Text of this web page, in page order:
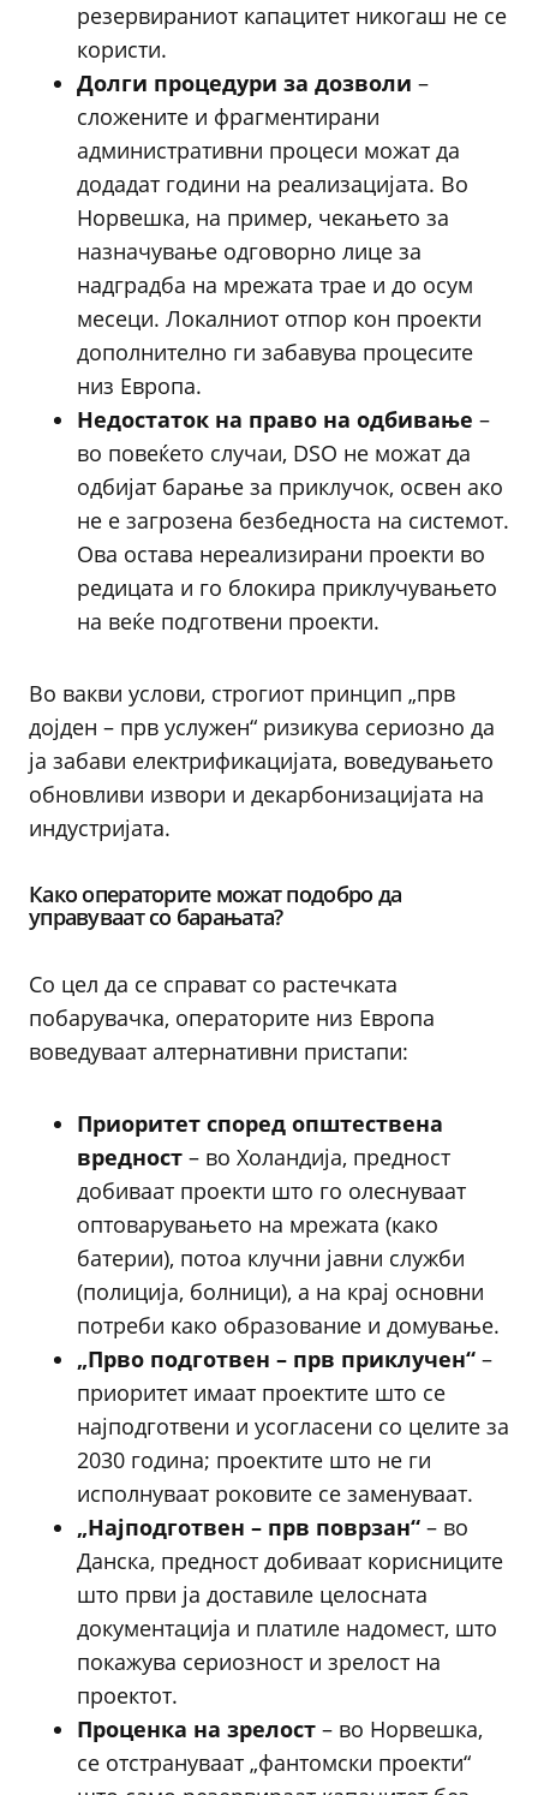
резервираниот капацитет никогаш не се
користи.
Долги процедури за дозволи –
сложените и фрагментирани
административни процеси можат да
додадат години на реализацијата. Во
Норвешка, на пример, чекањето за
назначување одговорно лице за
надградба на мрежата трае и до осум
месеци. Локалниот отпор кон проекти
дополнително ги забавува процесите
низ Европа.
Недостаток на право на одбивање –
во повеќето случаи, DSO не можат да
одбијат барање за приклучок, освен ако
не е загрозена безбедноста на системот.
Ова остава нереализирани проекти во
редицата и го блокира приклучувањето
на веќе подготвени проекти.
Во вакви услови, строгиот принцип „прв
дојден – прв услужен“ ризикува сериозно да
ја забави електрификацијата, воведувањето
обновливи извори и декарбонизацијата на
индустријата.
Како операторите можат подобро да
управуваат со барањата?
Со цел да се справат со растечката
побарувачка, операторите низ Европа
воведуваат алтернативни пристапи:
Приоритет според општествена
вредност – во Холандија, предност
добиваат проекти што го олеснуваат
оптоварувањето на мрежата (како
батерии), потоа клучни јавни служби
(полиција, болници), а на крај основни
потреби како образование и домување.
„Прво подготвен – прв приклучен“ –
приоритет имаат проектите што се
најподготвени и усогласени со целите за
2030 година; проектите што не ги
исполнуваат роковите се заменуваат.
„Најподготвен – прв поврзан“ – во
Данска, предност добиваат корисниците
што први ја доставиле целосната
документација и платиле надомест, што
покажува сериозност и зрелост на
проектот.
Проценка на зрелост – во Норвешка,
се отстрануваат „фантомски проекти“